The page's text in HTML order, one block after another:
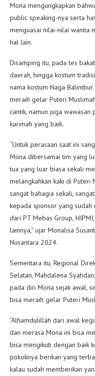
Mona mengungkapkan
public speaking-nya serta
menguasai nilai-nilai wanita
hal lain.
Disamping itu, pada tes
daerah, hingga kostum
nama kostum Naga
meraih gelar Puteri
cantik, namun juga
karimah yang baik.
“Untuk perasaan saat ini
Mona dibersamai tim yang
tua yang luar biasa sekali
melangkahkan kaki di Puteri
sangat bahagia sekali,
kepada sponsor yang
dari PT Mebas Group,
lainnya,” ujar Monalisa
Nusantara 2024.
Sementara itu, Regional
Selatan, Mahdalena
pada diri Mona sejak awal,
bisa meraih gelar Puteri
“Alhamdulillah dari awal
dan merasa Mona ini bisa
bisa mengikuti dengan baik
pokoknya berikan yang
kalau sudah memberikan